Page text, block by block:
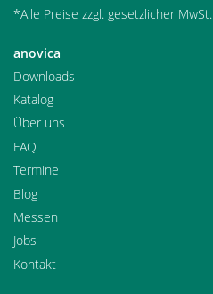
*Alle Preise zzgl. gesetzlicher MwSt.
anovica
Downloads
Katalog
Über uns
FAQ
Termine
Blog
Messen
Jobs
Kontakt